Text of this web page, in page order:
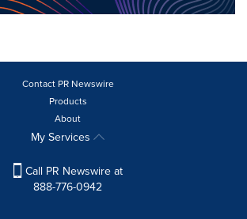
Contact PR Newswire
Products
About
My Services
Call PR Newswire at
888-776-0942